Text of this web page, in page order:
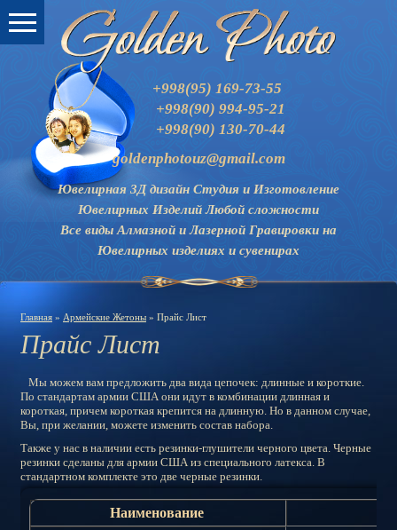
Ювелирная 3Д дизайн Студия и Изготовление
Ювелирных Изделий Любой сложности
Все виды Алмазной и Лазерной Гравировки на
Ювелирных изделиях и сувенирах
+998(95) 169-73-55
+998(90) 994-95-21
+998(90) 130-70-44
goldenphotouz@gmail.com
Главная » Армейские Жетоны » Прайс Лист
Прайс Лист
Мы можем вам предложить два вида цепочек: длинные и короткие.
По стандартам армии США они идут в комбинации длинная и
короткая, причем короткая крепится на длинную. Но в данном случае,
Вы, при желании, можете изменить состав набора.
Также у нас в наличии есть резинки-глушители черного цвета. Черные
резинки сделаны для армии США из специального латекса. В
стандартном комплекте это две черные резинки.
Наименование